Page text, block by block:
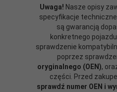
Uwaga! Nasze opisy
specyfikacje
są gwarancją
konkretnego
sprawdzenie
poprzez
oryginalnego (OEN),
części. Przed
sprawdź numer OEN i